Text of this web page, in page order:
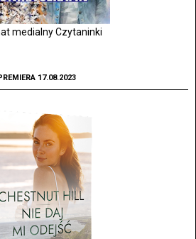
medialny Czytaninki
17.08.2023